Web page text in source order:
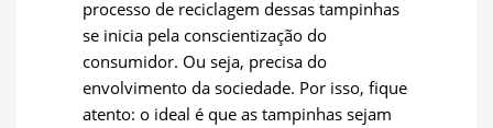
processo de reciclagem dessas tampinhas
se inicia pela conscientização do
consumidor. Ou seja, precisa do
envolvimento da sociedade. Por isso, fique
atento: o ideal é que as tampinhas sejam